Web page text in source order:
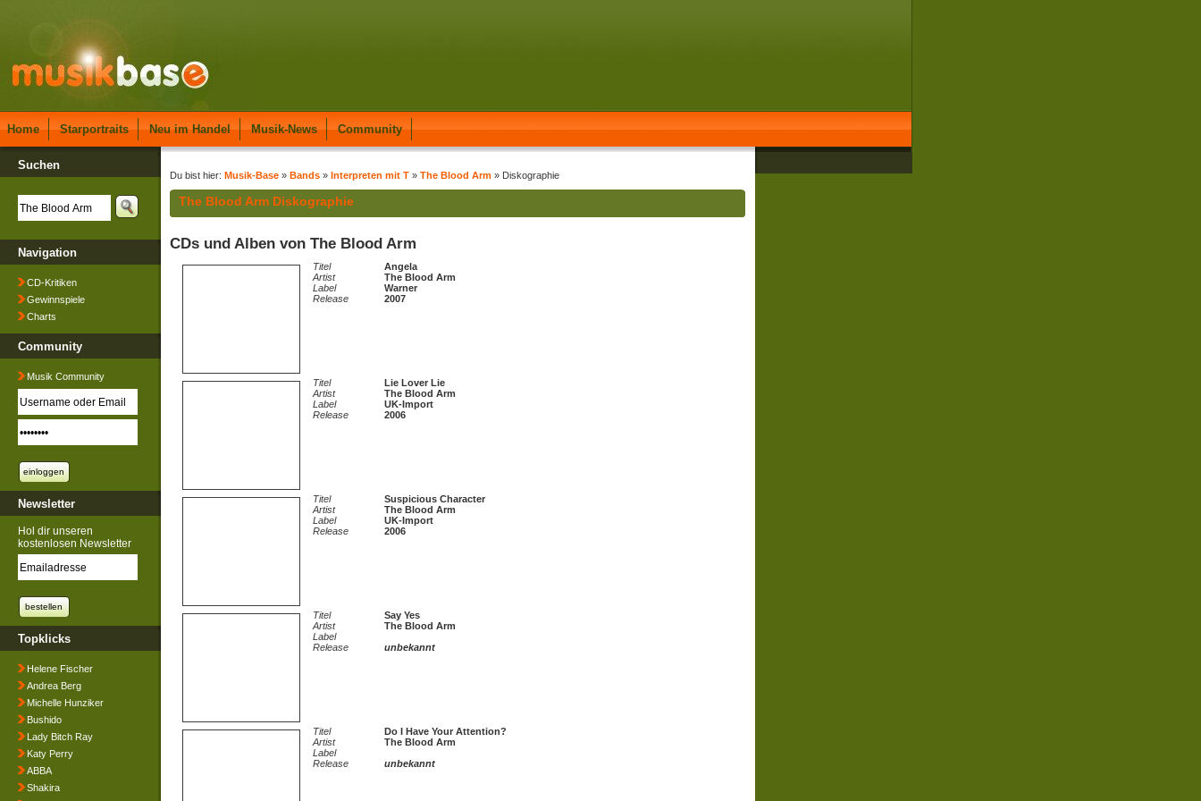
Home Starportraits Neu im Handel Musik-News Community
Suchen
Navigation
CD-Kritiken
Gewinnspiele
Charts
Community
Musik Community
Newsletter
Hol dir unseren
kostenlosen Newsletter
Topklicks
Helene Fischer
Andrea Berg
Michelle Hunziker
Bushido
Lady Bitch Ray
Katy Perry
ABBA
Shakira
Du bist hier: Musik-Base » Bands » Interpreten mit T » The Blood Arm » Diskographie
The Blood Arm Diskographie
CDs und Alben von The Blood Arm
Titel
Angela
Artist
The Blood Arm
Label
Warner
Release
2007
Titel
Lie Lover Lie
Artist
The Blood Arm
Label
UK-Import
Release
2006
Titel
Suspicious Character
Artist
The Blood Arm
Label
UK-Import
Release
2006
Titel
Say Yes
Artist
The Blood Arm
Label
Release
unbekannt
Titel
Do I Have Your Attention?
Artist
The Blood Arm
Label
Release
unbekannt